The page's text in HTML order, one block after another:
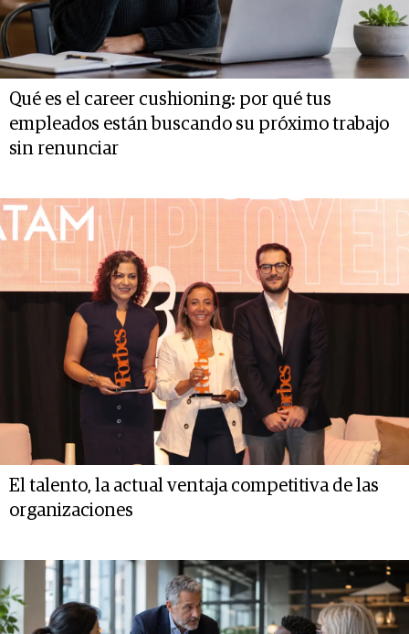
Qué es el career cushioning: por qué tus
empleados están buscando su próximo trabajo
sin renunciar
El talento, la actual ventaja competitiva de las
organizaciones